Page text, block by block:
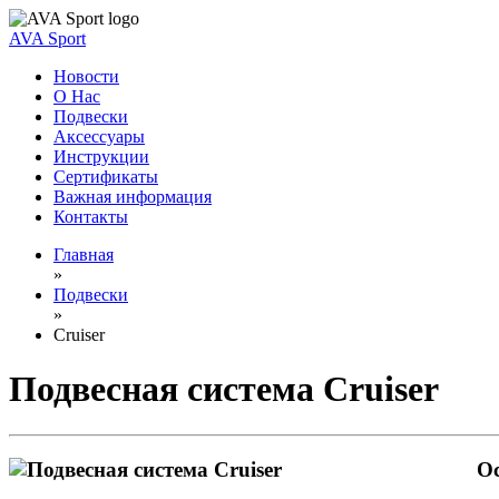
AVA Sport
Новости
О Нас
Подвески
Аксессуары
Инструкции
Сертификаты
Важная информация
Контакты
Главная
»
Подвески
»
Cruiser
Подвесная система Cruiser